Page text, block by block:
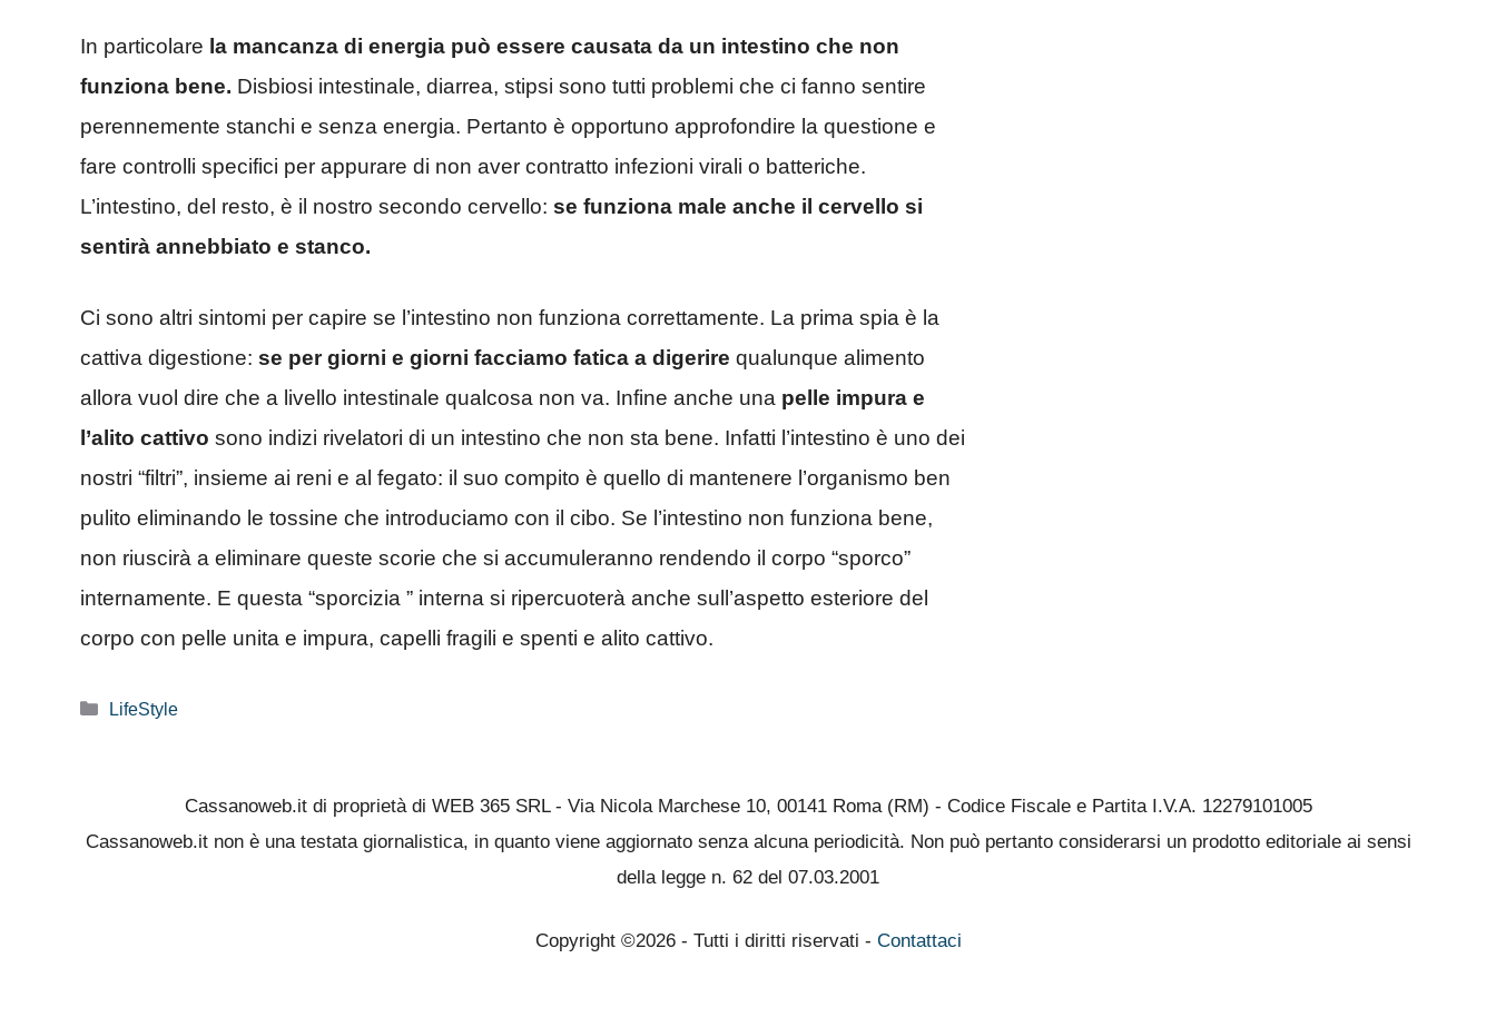
In particolare la mancanza di energia può essere causata da un intestino che non
funziona bene. Disbiosi intestinale, diarrea, stipsi sono tutti problemi che ci fanno sentire
perennemente stanchi e senza energia. Pertanto è opportuno approfondire la questione e
fare controlli specifici per appurare di non aver contratto infezioni virali o batteriche.
L’intestino, del resto, è il nostro secondo cervello: se funziona male anche il cervello si
sentirà annebbiato e stanco.
Ci sono altri sintomi per capire se l’intestino non funziona correttamente. La prima spia è la
cattiva digestione: se per giorni e giorni facciamo fatica a digerire qualunque alimento
allora vuol dire che a livello intestinale qualcosa non va. Infine anche una pelle impura e
l’alito cattivo sono indizi rivelatori di un intestino che non sta bene. Infatti l’intestino è uno dei
nostri “filtri”, insieme ai reni e al fegato: il suo compito è quello di mantenere l’organismo ben
pulito eliminando le tossine che introduciamo con il cibo. Se l’intestino non funziona bene,
non riuscirà a eliminare queste scorie che si accumuleranno rendendo il corpo “sporco”
internamente. E questa “sporcizia ” interna si ripercuoterà anche sull’aspetto esteriore del
corpo con pelle unita e impura, capelli fragili e spenti e alito cattivo.
Categorie
LifeStyle
Cassanoweb.it di proprietà di WEB 365 SRL - Via Nicola Marchese 10, 00141 Roma (RM) - Codice Fiscale e Partita I.V.A. 12279101005
Cassanoweb.it non è una testata giornalistica, in quanto viene aggiornato senza alcuna periodicità. Non può pertanto considerarsi un prodotto editoriale ai sensi
della legge n. 62 del 07.03.2001
Copyright ©2026 - Tutti i diritti riservati - Contattaci